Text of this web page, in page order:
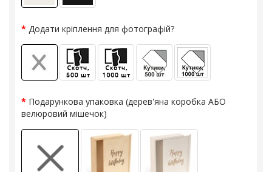
Додати кріплення для фотографій?
Подарункова упаковка (дерев'яна коробка АБО
велюровий мішечок)